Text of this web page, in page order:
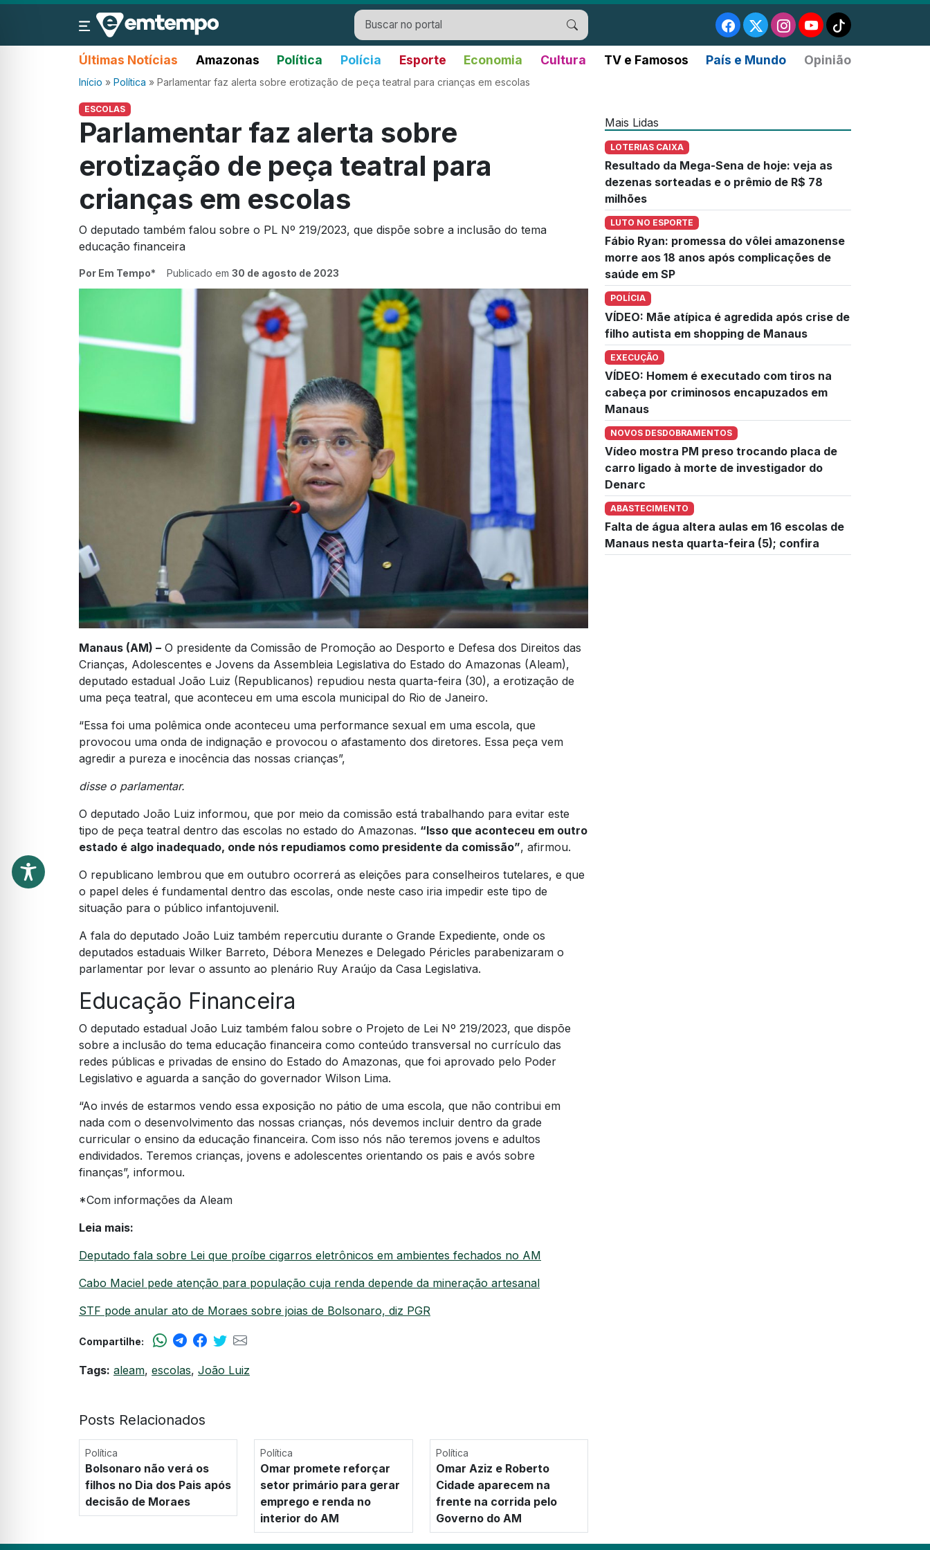
Últimas Notícias Amazonas Política Polícia Esporte Economia Cultura TV e Famosos País e Mundo Opinião
Início » Política » Parlamentar faz alerta sobre erotização de peça teatral para crianças em escolas
ESCOLAS
Parlamentar faz alerta sobre
erotização de peça teatral para
crianças em escolas
O deputado também falou sobre o PL Nº 219/2023, que dispõe sobre a inclusão do tema
educação financeira
Por Em Tempo* Publicado em 30 de agosto de 2023
Manaus (AM) – O presidente da Comissão de Promoção ao Desporto e Defesa dos Direitos das
Crianças, Adolescentes e Jovens da Assembleia Legislativa do Estado do Amazonas (Aleam),
deputado estadual João Luiz (Republicanos) repudiou nesta quarta-feira (30), a erotização de
uma peça teatral, que aconteceu em uma escola municipal do Rio de Janeiro.
“Essa foi uma polêmica onde aconteceu uma performance sexual em uma escola, que
provocou uma onda de indignação e provocou o afastamento dos diretores. Essa peça vem
agredir a pureza e inocência das nossas crianças”,
disse o parlamentar.
O deputado João Luiz informou, que por meio da comissão está trabalhando para evitar este
tipo de peça teatral dentro das escolas no estado do Amazonas. “Isso que aconteceu em outro
estado é algo inadequado, onde nós repudiamos como presidente da comissão”, afirmou.
O republicano lembrou que em outubro ocorrerá as eleições para conselheiros tutelares, e que
o papel deles é fundamental dentro das escolas, onde neste caso iria impedir este tipo de
situação para o público infantojuvenil.
A fala do deputado João Luiz também repercutiu durante o Grande Expediente, onde os
deputados estaduais Wilker Barreto, Débora Menezes e Delegado Péricles parabenizaram o
parlamentar por levar o assunto ao plenário Ruy Araújo da Casa Legislativa.
Educação Financeira
O deputado estadual João Luiz também falou sobre o Projeto de Lei Nº 219/2023, que dispõe
sobre a inclusão do tema educação financeira como conteúdo transversal no currículo das
redes públicas e privadas de ensino do Estado do Amazonas, que foi aprovado pelo Poder
Legislativo e aguarda a sanção do governador Wilson Lima.
“Ao invés de estarmos vendo essa exposição no pátio de uma escola, que não contribui em
nada com o desenvolvimento das nossas crianças, nós devemos incluir dentro da grade
curricular o ensino da educação financeira. Com isso nós não teremos jovens e adultos
endividados. Teremos crianças, jovens e adolescentes orientando os pais e avós sobre
finanças”, informou.
*Com informações da Aleam
Leia mais:
Deputado fala sobre Lei que proíbe cigarros eletrônicos em ambientes fechados no AM
Cabo Maciel pede atenção para população cuja renda depende da mineração artesanal
STF pode anular ato de Moraes sobre joias de Bolsonaro, diz PGR
Compartilhe:
Tags: aleam, escolas, João Luiz
Posts Relacionados
Política
Bolsonaro não verá os
filhos no Dia dos Pais após
decisão de Moraes
Política
Omar promete reforçar
setor primário para gerar
emprego e renda no
interior do AM
Política
Omar Aziz e Roberto
Cidade aparecem na
frente na corrida pelo
Governo do AM
Mais Lidas
LOTERIAS CAIXA
Resultado da Mega-Sena de hoje: veja as
dezenas sorteadas e o prêmio de R$ 78
milhões
LUTO NO ESPORTE
Fábio Ryan: promessa do vôlei amazonense
morre aos 18 anos após complicações de
saúde em SP
POLÍCIA
VÍDEO: Mãe atípica é agredida após crise de
filho autista em shopping de Manaus
EXECUÇÃO
VÍDEO: Homem é executado com tiros na
cabeça por criminosos encapuzados em
Manaus
NOVOS DESDOBRAMENTOS
Vídeo mostra PM preso trocando placa de
carro ligado à morte de investigador do
Denarc
ABASTECIMENTO
Falta de água altera aulas em 16 escolas de
Manaus nesta quarta-feira (5); confira